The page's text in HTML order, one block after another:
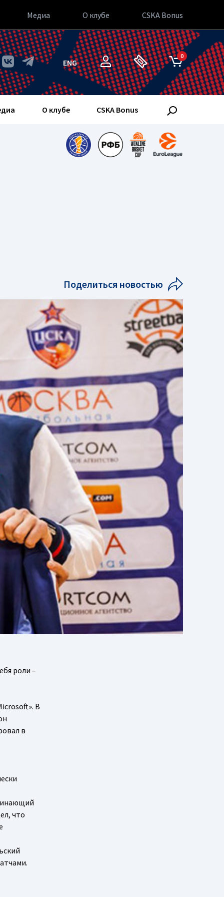
Медиа О клубе CSKA Bonus
ENG
0
О клубе CSKA Bonus
Поделиться новостью
роли –
В
в
что